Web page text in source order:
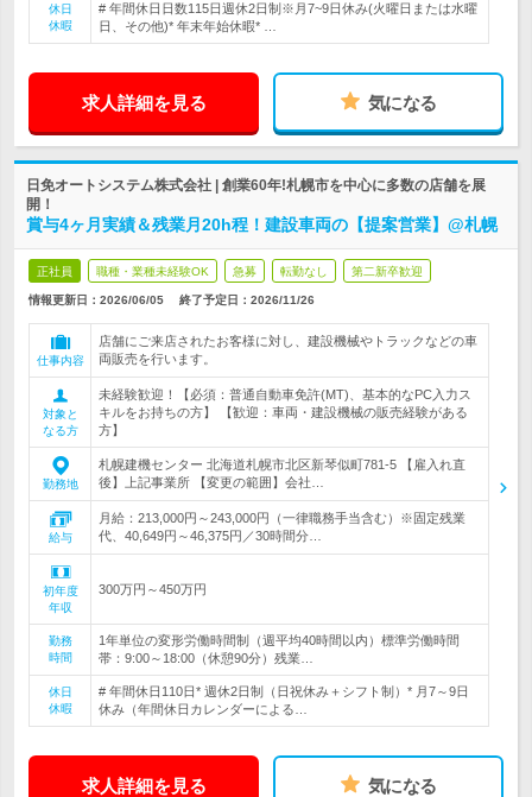
休日
休暇
# 年間休日日数115日週休2日制※月7~9日休み(火曜日または水曜
日、その他)* 年末年始休暇* …
求人詳細を見る 気になる
日免オートシステム株式会社 | 創業60年!札幌市を中心に多数の店舗を展
開！
賞与4ヶ月実績＆残業月20h程！建設車両の【提案営業】@札幌
正社員 職種・業種未経験OK 急募 転勤なし 第二新卒歓迎
情報更新日：2026/06/05 終了予定日： 2026/11/26
仕事内容
店舗にご来店されたお客様に対し、建設機械やトラックなどの車
両販売を行います。
対象と
なる方
未経験歓迎！【必須：普通自動車免許(MT)、基本的なPC入力ス
キルをお持ちの方】 【歓迎：車両・建設機械の販売経験がある
方】
勤務地
札幌建機センター 北海道札幌市北区新琴似町781-5 【雇入れ直
後】上記事業所 【変更の範囲】会社…
給与
月給：213,000円～243,000円（一律職務手当含む）※固定残業
代、40,649円～46,375円／30時間分…
初年度
年収
300万円～450万円
勤務
時間
1年単位の変形労働時間制（週平均40時間以内）標準労働時間
帯：9:00～18:00（休憩90分）残業…
休日
休暇
# 年間休日110日* 週休2日制（日祝休み＋シフト制）* 月7～9日
休み（年間休日カレンダーによる…
求人詳細を見る 気になる